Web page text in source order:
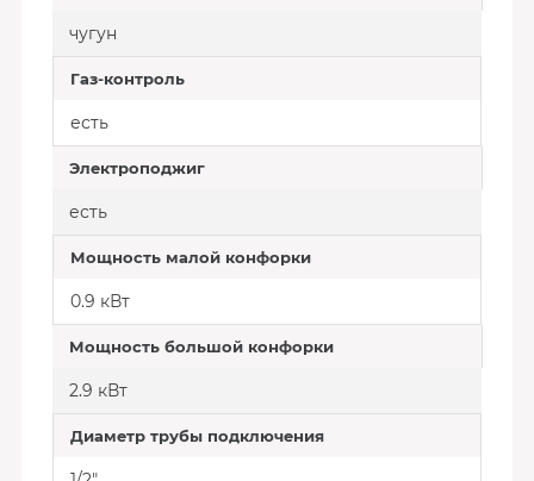
чугун
Газ-контроль
есть
Электроподжиг
есть
Мощность малой конфорки
0.9 кВт
Мощность большой конфорки
2.9 кВт
Диаметр трубы подключения